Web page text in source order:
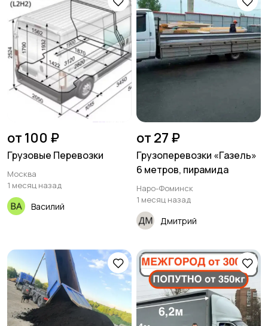
от 100 ₽
Грузовые Перевозки
Москва
1 месяц назад
Василий
от 27 ₽
Грузоперевозки «Газель»
6 метров, пирамида
Наро-Фоминск
1 месяц назад
Дмитрий